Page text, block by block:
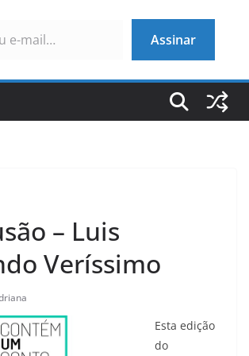
Assinar
– Luis
Veríssimo
Esta edição
do